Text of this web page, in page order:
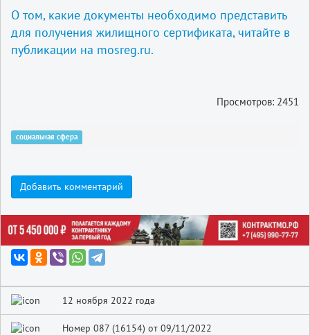
О том, какие документы необходимо представить
для получения жилищного сертификата, читайте в
публикации на mosreg.ru.
Просмотров: 2451
социальная сфера
Добавить комментарий
12 ноября 2022 года
Номер 087 (16154) от 09/11/2022